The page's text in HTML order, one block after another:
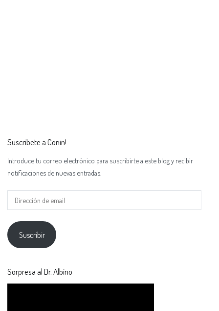
Suscríbete a Conin!
Introduce tu correo electrónico para suscribirte a este blog y recibir
notificaciones de nuevas entradas.
Suscribir
Sorpresa al Dr. Albino